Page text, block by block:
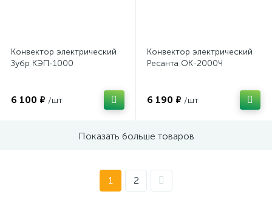
Конвектор электрический
Зубр КЭП-1000
6 100 ₽ /шт
Конвектор электрический
Ресанта ОК-2000Ч
6 190 ₽ /шт
Показать больше товаров
1 2